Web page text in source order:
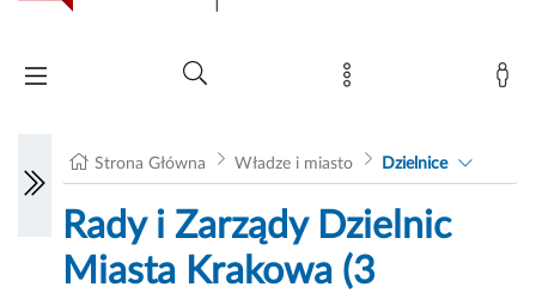
Strona Główna Władze i miasto Dzielnice
Rady i Zarządy Dzielnic
Miasta Krakowa (3